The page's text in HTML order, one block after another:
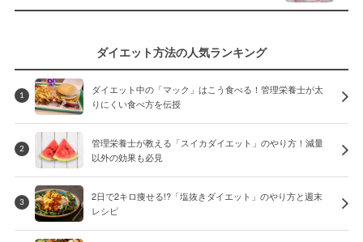
ダイエット方法の人気ランキング
1
ダイエット中の「マック」はこう食べる！管理栄養士が太
りにくい食べ方を伝授
2
管理栄養士が教える「スイカダイエット」のやり方！減量
以外の効果も必見
3
2日で2キロ痩せる!?「塩抜きダイエット」のやり方と週末
レシピ